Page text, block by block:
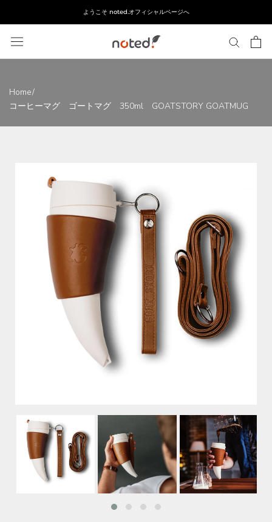
し
ようこそ noted.オフィシャルページへ
Home/
コーヒーマグ ゴートマグ 350ml GOATSTORY GOATMUG